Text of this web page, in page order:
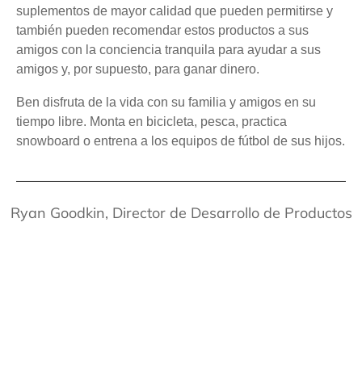
suplementos de mayor calidad que pueden permitirse y
también pueden recomendar estos productos a sus
amigos con la conciencia tranquila para ayudar a sus
amigos y, por supuesto, para ganar dinero.
Ben disfruta de la vida con su familia y amigos en su
tiempo libre. Monta en bicicleta, pesca, practica
snowboard o entrena a los equipos de fútbol de sus hijos.
Ryan Goodkin, Director de Desarrollo de Productos